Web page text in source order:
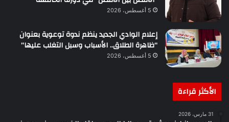
5 أغسطس، 2026
إعلام الوادي الجديد ينظم ندوة توعوية بعنوان
“ظاهرة الطلاق.. الأسباب وسبل التغلب عليها”
5 أغسطس، 2026
الأكثر قراءة
31 مارس، 2026